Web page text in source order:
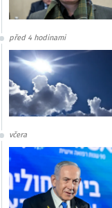
před 4 hodinami
včera